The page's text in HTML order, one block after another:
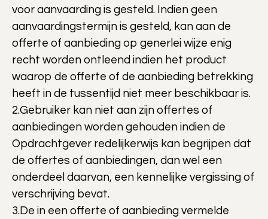
voor aanvaarding is gesteld. Indien geen
aanvaardingstermijn is gesteld, kan aan de
offerte of aanbieding op generlei wijze enig
recht worden ontleend indien het product
waarop de offerte of de aanbieding betrekking
heeft in de tussentijd niet meer beschikbaar is.
2.Gebruiker kan niet aan zijn offertes of
aanbiedingen worden gehouden indien de
Opdrachtgever redelijkerwijs kan begrijpen dat
de offertes of aanbiedingen, dan wel een
onderdeel daarvan, een kennelijke vergissing of
verschrijving bevat.
3.De in een offerte of aanbieding vermelde